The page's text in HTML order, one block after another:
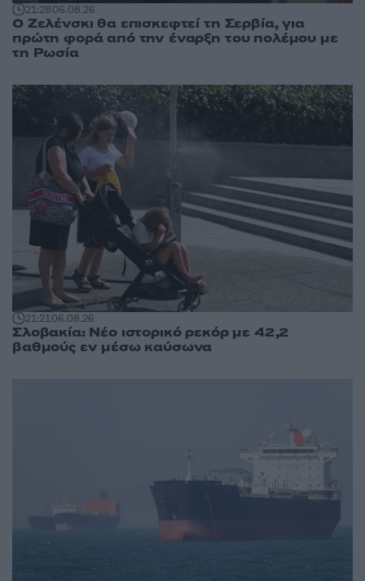
21:2806.08.26
Ο Ζελένσκι θα επισκεφτεί τη Σερβία, για
πρώτη φορά από την έναρξη του πολέμου με
τη Ρωσία
21:2106.08.26
Σλοβακία: Νέο ιστορικό ρεκόρ με 42,2
βαθμούς εν μέσω καύσωνα